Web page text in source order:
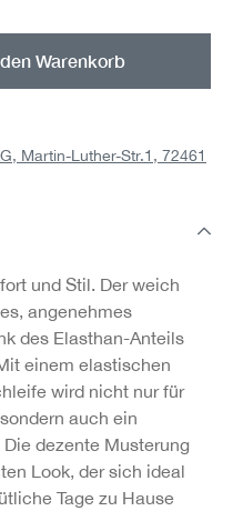
gewünschten
Warenkorb
Martin-Luther-Str.1, 72461
und Stil. Der weich
angenehmes
des Elasthan-Anteils
einem elastischen
wird nicht nur für
auch ein
dezente Musterung
Look, der sich ideal
Tage zu Hause